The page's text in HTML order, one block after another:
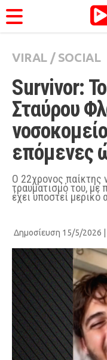
ΚΑΤΗΓΟΡΊΕΣ
Ειδήσεις
Θέματα
Videos
Podcasts
Viral
Life
Pop Culture
Agenda
FEEDS
Πάσχα
VIRAL / SOCIAL
Survivor:
Σταύρου
επόμενες
Ο 22χρονος παίκτης
τραυματισμό του, με
έχει υποστεί
Δημοσίευση 15/5/2026 |